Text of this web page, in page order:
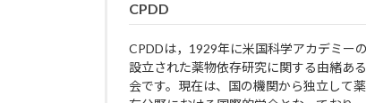
CPDD
CPDDは，1929年に米国科学アカデミー
設立された薬物依存研究に関する由緒あ
会です。現在は、国の機関から独立して